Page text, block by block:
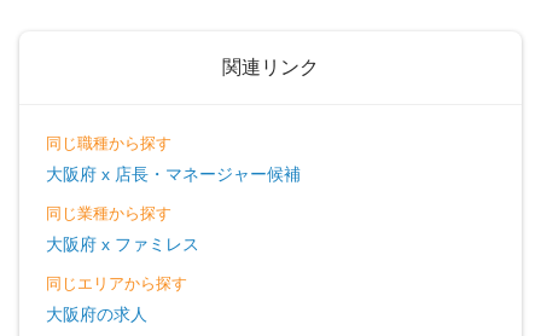
関連リンク
同じ職種から探す
大阪府 x 店長・マネージャー候補
同じ業種から探す
大阪府 x ファミレス
同じエリアから探す
大阪府の求人